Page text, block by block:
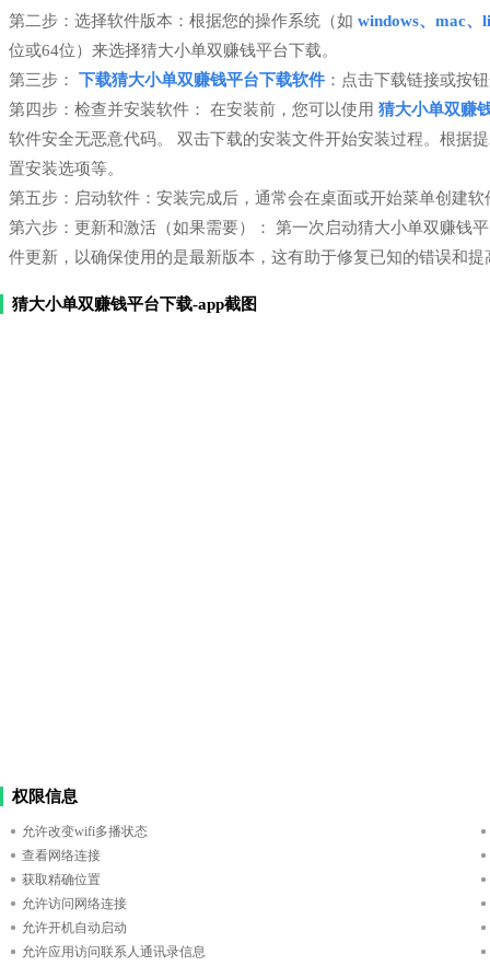
第二步：选择软件版本：根据您的操作系统（如 windows、mac、
位或64位）来选择猜大小单双赚钱平台下载。
第三步： 下载猜大小单双赚钱平台下载软件 ：点击下载链接或按
第四步：检查并安装软件： 在安装前，您可以使用 猜大小单双赚
软件安全无恶意代码。 双击下载的安装文件开始安装过程。根据
置安装选项等。
第五步：启动软件：安装完成后，通常会在桌面或开始菜单创建
第六步：更新和激活（如果需要）： 第一次启动猜大小单双赚钱
件更新，以确保使用的是最新版本，这有助于修复已知的错误和提
猜大小单双赚钱平台下载-app截图
权限信息
允许改变wifi多播状态
查看网络连接
获取精确位置
允许访问网络连接
允许开机自动启动
允许应用访问联系人通讯录信息